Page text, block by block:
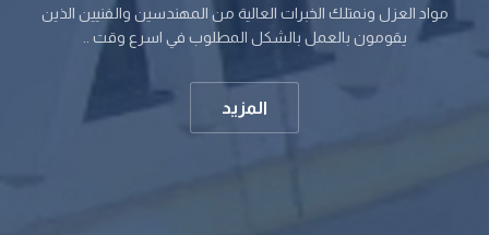
مواد العزل ونمتلك الخبرات العالية من المهندسين والفنيين الذين
يقومون بالعمل بالشكل المطلوب في اسرع وقت ..
المزيد